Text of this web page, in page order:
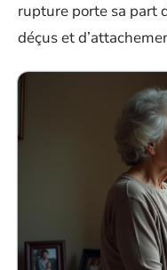
rupture porte sa part
déçus et